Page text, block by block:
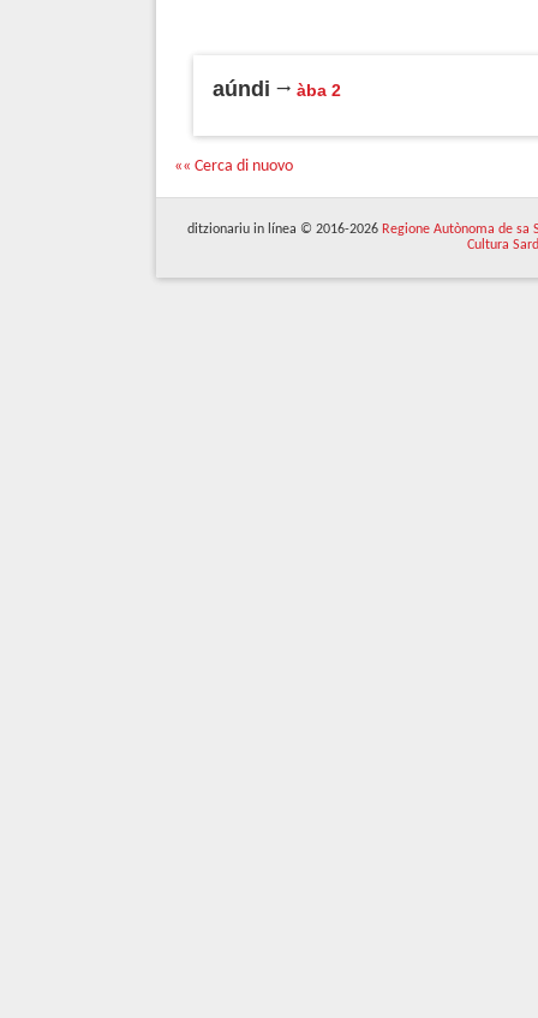
aúndi àba 2
«« Cerca di nuovo
ditzionariu in línea © 2016-2026 Regione Autònoma de sa
Cultura